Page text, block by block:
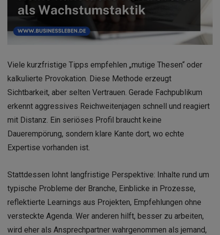
Viele kurzfristige Tipps empfehlen „mutige Thesen“ oder
kalkulierte Provokation. Diese Methode erzeugt
Sichtbarkeit, aber selten Vertrauen. Gerade Fachpublikum
erkennt aggressives Reichweitenjagen schnell und reagiert
mit Distanz. Ein seriöses Profil braucht keine
Dauerempörung, sondern klare Kante dort, wo echte
Expertise vorhanden ist.
Stattdessen lohnt langfristige Perspektive: Inhalte rund um
typische Probleme der Branche, Einblicke in Prozesse,
reflektierte Learnings aus Projekten, Empfehlungen ohne
versteckte Agenda. Wer anderen hilft, besser zu arbeiten,
wird eher als Ansprechpartner wahrgenommen als jemand,